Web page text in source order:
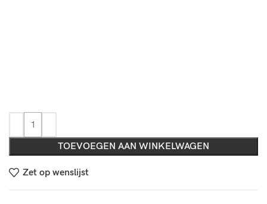
TOEVOEGEN AAN WINKELWAGEN
Zet op wenslijst